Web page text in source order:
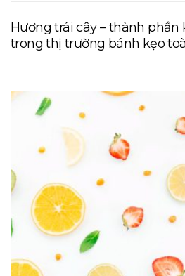
Hương trái cây – thành
trong thị trường bánh kẹo